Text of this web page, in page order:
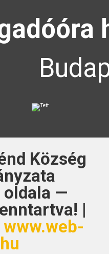
Község
oldala —
|
www.web-